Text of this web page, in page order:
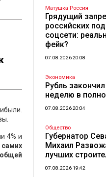
4% и
Матушка Россия
Грядущий
российских
соцсети:
фейк?
07.08.2026 20:08
Экономика
Рубль
неделю в
07.08.2026 20:04
Общество
Губернатор
Михаил
лучших
07.08.2026 19:42